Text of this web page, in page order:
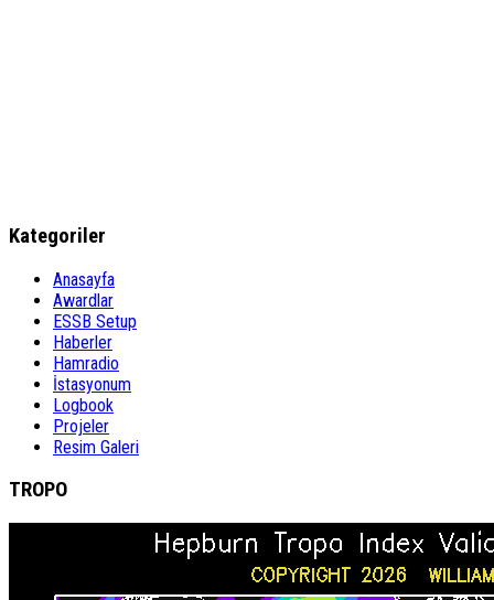
Kategoriler
Anasayfa
Awardlar
ESSB Setup
Haberler
Hamradio
İstasyonum
Logbook
Projeler
Resim Galeri
TROPO